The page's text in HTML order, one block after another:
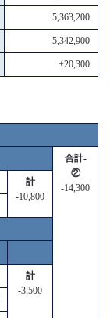
5,363,200
5,342,900
+20,300
合計-
②
-14,300
計
-10,800
計
-3,500